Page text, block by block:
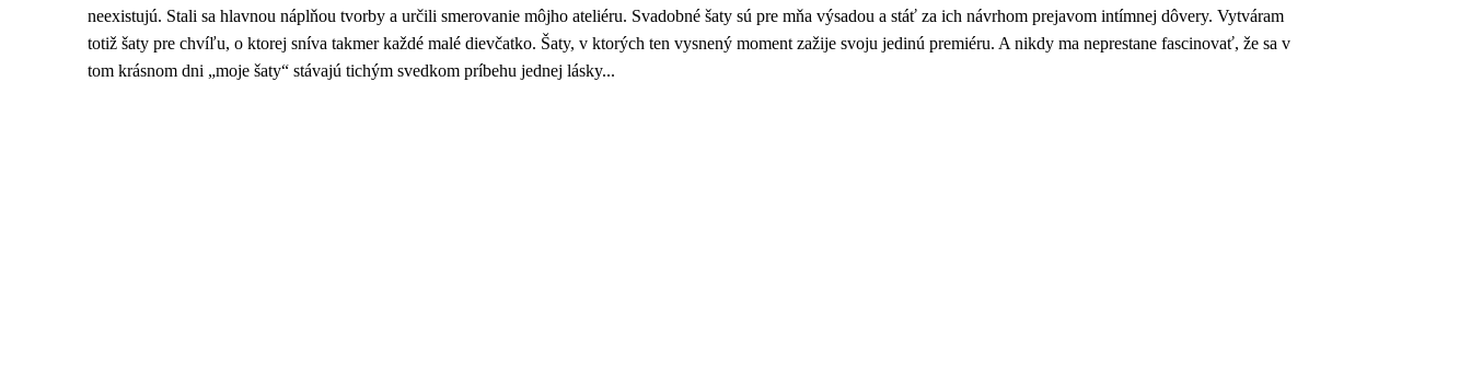
neexistujú. Stali sa hlavnou náplňou tvorby a určili smerovanie môjho ateliéru. Svadobné šaty sú pre mňa výsadou a stáť za ich návrhom prejavom intímnej dôvery. Vytváram
totiž šaty pre chvíľu, o ktorej sníva takmer každé malé dievčatko. Šaty, v ktorých ten vysnený moment zažije svoju jedinú premiéru. A nikdy ma neprestane fascinovať, že sa v
tom krásnom dni „moje šaty“ stávajú tichým svedkom príbehu jednej lásky...